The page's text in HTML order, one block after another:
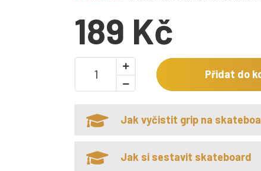
189 Kč
Přidat do
Jak vyčistit grip na
Jak si sestavit skateboard